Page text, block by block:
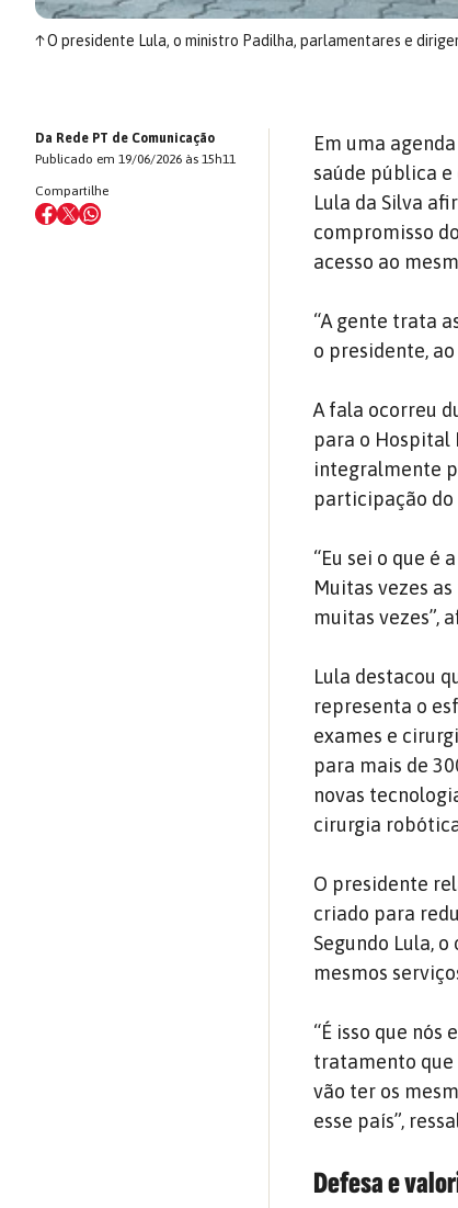
↑O presidente Lula, o ministro Padilha, parlamentares e
Da Rede PT de Comunicação
Publicado em 19/06/2026 às 15h11
Compartilhe
Em uma
saúde pública
Lula da Silva
compromisso
acesso ao
“A gente trata
o presidente,
A fala ocorreu
para o Hospital
integralmente
participação do
“Eu sei o que é
Muitas vezes
muitas vezes”,
Lula destacou
representa o
exames e
para mais de
novas
cirurgia
O presidente
criado para
Segundo Lula,
mesmos
“É isso que
tratamento que
vão ter os
esse país”,
Defesa e